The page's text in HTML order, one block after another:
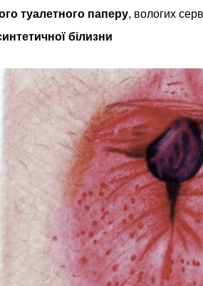
туалетного паперу, вологих
білизни